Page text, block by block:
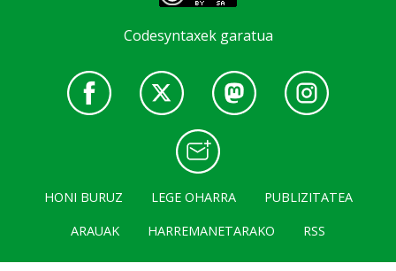
Codesyntaxek garatua
HONI BURUZ LEGE OHARRA
PUBLIZITATEA
ARAUAK
HARREMANETARAKO RSS